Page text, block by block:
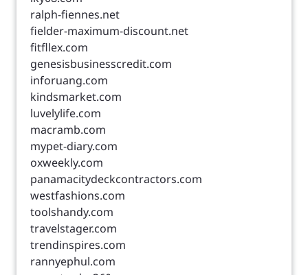
ralph-fiennes.net
fielder-maximum-discount.net
fitfllex.com
genesisbusinesscredit.com
inforuang.com
kindsmarket.com
luvelylife.com
macramb.com
mypet-diary.com
oxweekly.com
panamacitydeckcontractors.com
westfashions.com
toolshandy.com
travelstager.com
trendinspires.com
rannyephul.com